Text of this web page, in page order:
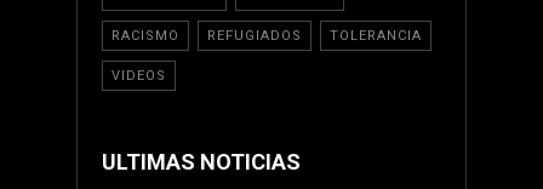
RACISMO REFUGIADOS TOLERANCIA
VIDEOS
ULTIMAS NOTICIAS